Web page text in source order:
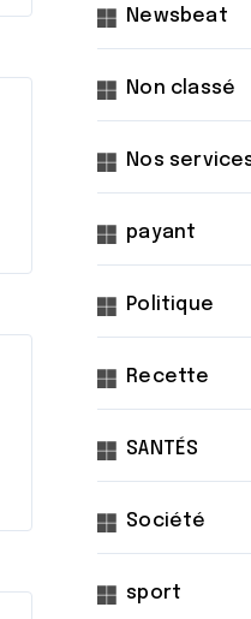
Newsbeat
Non classé
Nos
payant
Politique
Recette
SANTÉS
Société
sport